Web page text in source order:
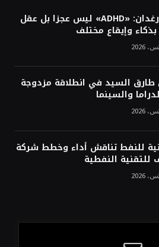
خالد رغدان: «ADHD» ليس عجزا بل عقل
وإيقاع مختلف
السيد في انطلاقة مزدوجة
والسينما
للنفط تناقش أداء وخطط شركة
للتقنية النفطية